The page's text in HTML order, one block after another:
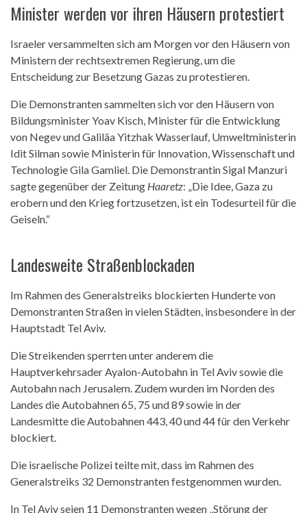
Minister werden vor ihren Häusern protestiert
Israeler versammelten sich am Morgen vor den Häusern von
Ministern der rechtsextremen Regierung, um die
Entscheidung zur Besetzung Gazas zu protestieren.
Die Demonstranten sammelten sich vor den Häusern von
Bildungsminister Yoav Kisch, Minister für die Entwicklung
von Negev und Galiläa Yitzhak Wasserlauf, Umweltministerin
Idit Silman sowie Ministerin für Innovation, Wissenschaft und
Technologie Gila Gamliel. Die Demonstrantin Sigal Manzuri
sagte gegenüber der Zeitung Haaretz: „Die Idee, Gaza zu
erobern und den Krieg fortzusetzen, ist ein Todesurteil für die
Geiseln.“
Landesweite Straßenblockaden
Im Rahmen des Generalstreiks blockierten Hunderte von
Demonstranten Straßen in vielen Städten, insbesondere in der
Hauptstadt Tel Aviv.
Die Streikenden sperrten unter anderem die
Hauptverkehrsader Ayalon-Autobahn in Tel Aviv sowie die
Autobahn nach Jerusalem. Zudem wurden im Norden des
Landes die Autobahnen 65, 75 und 89 sowie in der
Landesmitte die Autobahnen 443, 40 und 44 für den Verkehr
blockiert.
Die israelische Polizei teilte mit, dass im Rahmen des
Generalstreiks 32 Demonstranten festgenommen wurden.
In Tel Aviv seien 11 Demonstranten wegen „Störung der